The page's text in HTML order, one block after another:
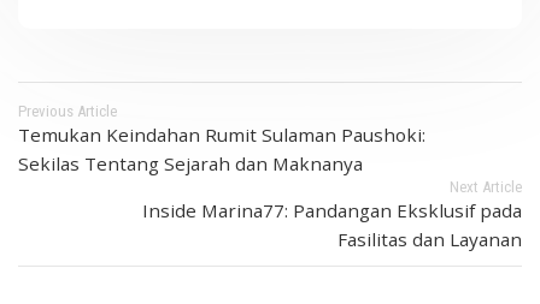
Previous Article
Temukan Keindahan Rumit Sulaman Paushoki:
Sekilas Tentang Sejarah dan Maknanya
Next Article
Inside Marina77: Pandangan Eksklusif pada
Fasilitas dan Layanan